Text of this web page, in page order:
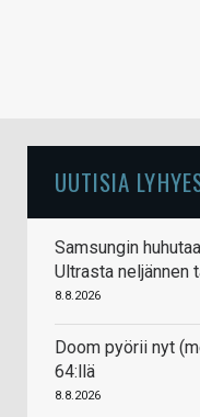
UUTISIA
Samsungin
Ultrasta neljännen
8.8.2026
Doom pyörii nyt
64:llä
8.8.2026